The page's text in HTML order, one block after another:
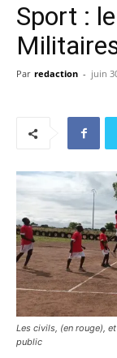
Sport :
Par redaction - juin
Les civils, (en rouge),
public